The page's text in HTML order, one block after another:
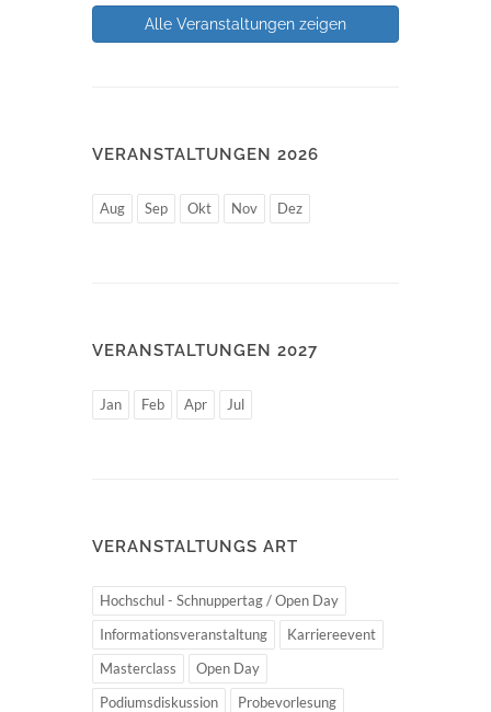
Alle Veranstaltungen zeigen
VERANSTALTUNGEN 2026
Aug Sep Okt Nov Dez
VERANSTALTUNGEN 2027
Jan Feb Apr Jul
VERANSTALTUNGS ART
Hochschul - Schnuppertag / Open Day
Informationsveranstaltung
Karriereevent
Masterclass
Open Day
Podiumsdiskussion
Probevorlesung